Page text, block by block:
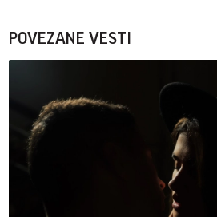
POVEZANE VESTI